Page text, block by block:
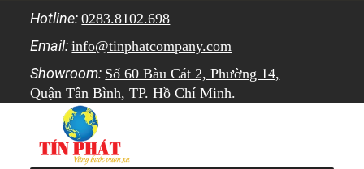
Hotline: 0283.8102.698
Email: info@tinphatcompany.com
Showroom: Số 60 Bàu Cát 2, Phường 14,
Quận Tân Bình, TP. Hồ Chí Minh.